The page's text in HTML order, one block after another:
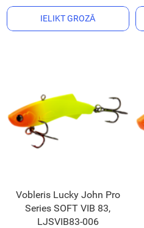
IELIKT GROZĀ
Vobleris Lucky John Pro
Series SOFT VIB 83,
LJSVIB83-006